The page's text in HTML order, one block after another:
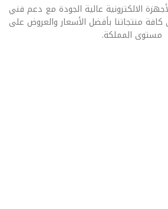
الالكترونية عالية الجودة مع دعم فني
منتجاتنا بأفضل الأسعار والعروض على
مستوى المملكة.